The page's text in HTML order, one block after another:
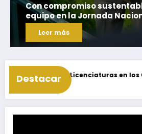
Primavera Oaxaqueña
infraestructura que
del estado
Leer más
Destacar
Oaxaca, Puerto Escondido, Ixtepec